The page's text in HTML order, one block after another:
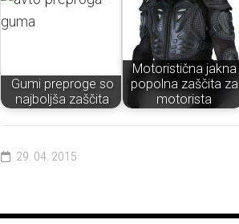
Gumi preproge so
najboljša zaščita
Motoristična jakna
popolna zaščita za
motorista
29. 04. 2015